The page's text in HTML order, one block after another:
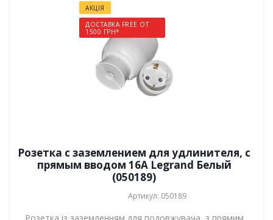
АКЦІЯ
ДОСТАВКА FREE ОТ
1500 ГРН*
Розетка с заземлением для удлинителя, с
прямым вводом 16А Legrand Белый
(050189)
Артикул: 050189